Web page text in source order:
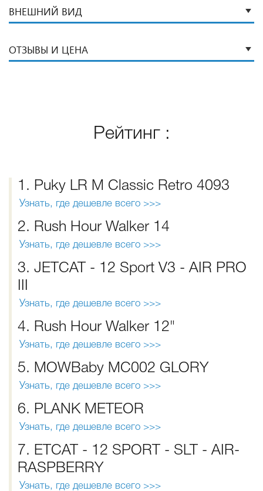
ВНЕШНИЙ ВИД
ОТЗЫВЫ И ЦЕНА
Рейтинг :
1. Puky LR M Classic Retro 4093
Узнать, где дешевле всего >>>
2. Rush Hour Walker 14
Узнать, где дешевле всего >>>
3. JETCAT - 12 Sport V3 - AIR PRO
Узнать, где дешевле всего >>>
4. Rush Hour Walker 12"
Узнать, где дешевле всего >>>
5. MOWBaby MC002 GLORY
Узнать, где дешевле всего >>>
6. PLANK METEOR
Узнать, где дешевле всего >>>
7. ETCAT - 12 SPORT - SLT - AIR-
RASPBERRY
Узнать, где дешевле всего >>>